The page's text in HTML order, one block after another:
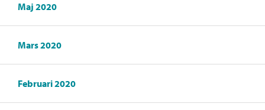
Maj 2020
Mars 2020
Februari 2020